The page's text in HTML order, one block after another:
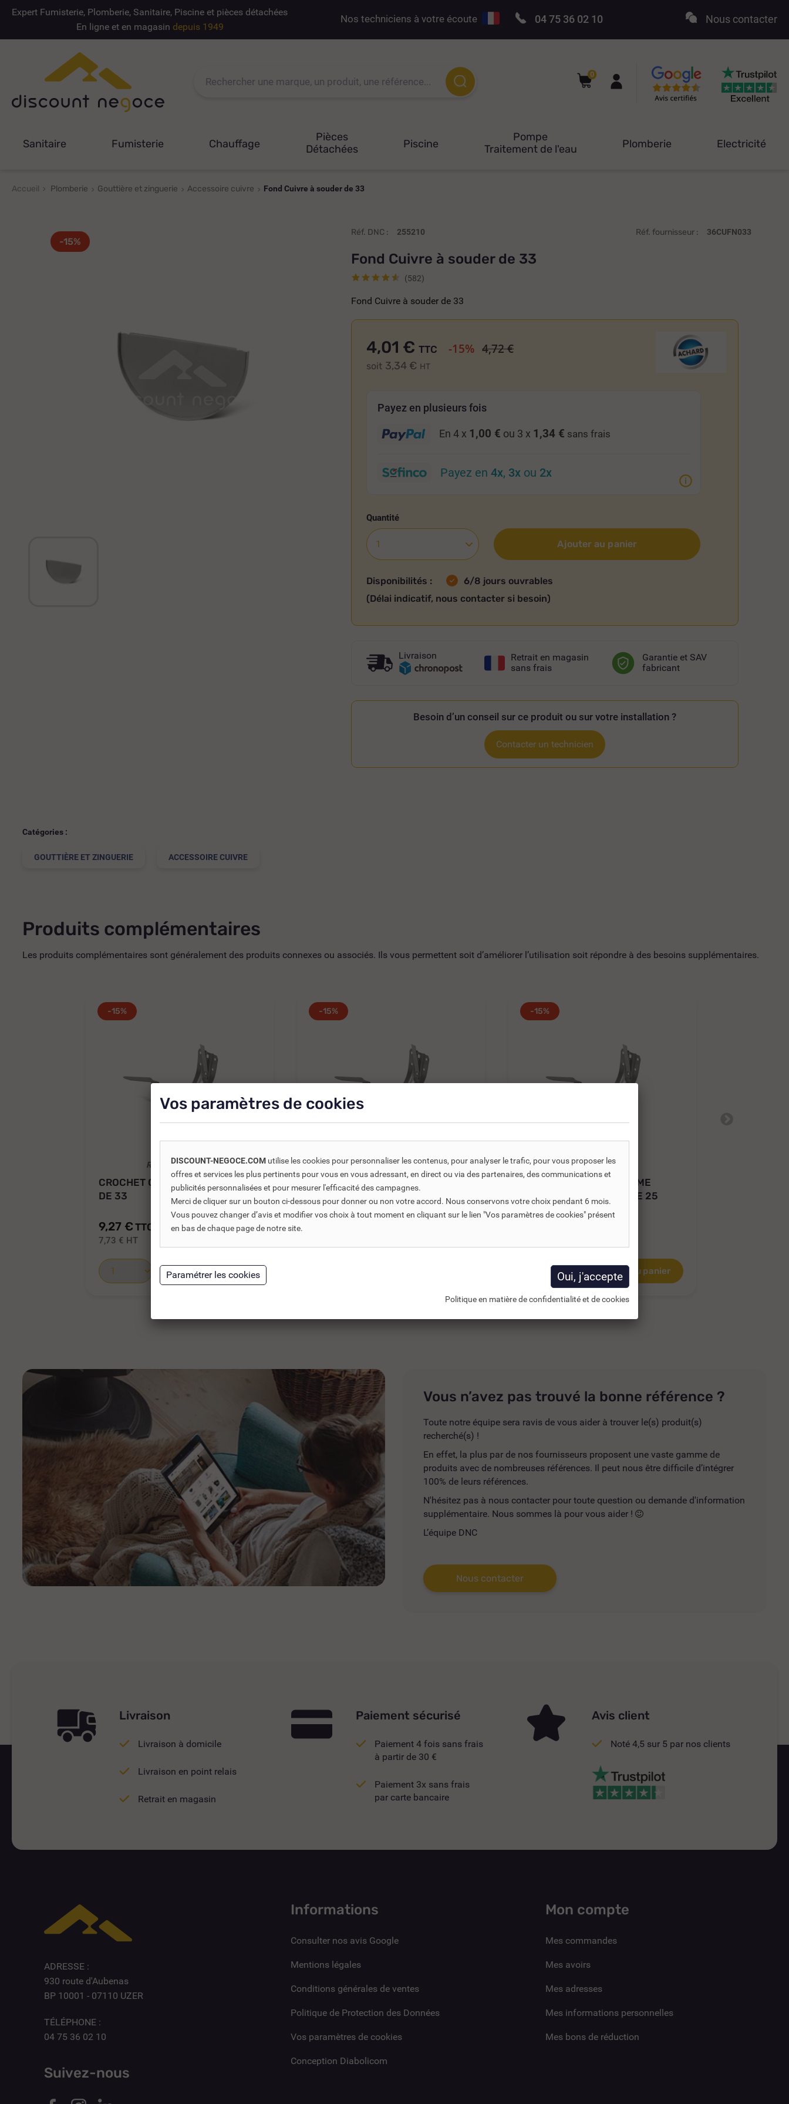
Expert Fumisterie, Plomberie, Sanitaire, Piscine et pièces détachées
En ligne et en magasin depuis 1949
Nos techniciens à votre écoute 04 75 36 02 10 Nous contacter
0
Sanitaire Fumisterie Chauffage
Pièces
Détachées
Piscine
Pompe
Traitement de l'eau
Plomberie Electricité
Accueil Plomberie Gouttière et zinguerie Accessoire cuivre Fond Cuivre à souder de 33
-15%
Réf. DNC : 255210 Réf. fournisseur : 36CUFN033
Fond Cuivre à souder de 33
(582)
Fond Cuivre à souder de 33
4,01 €
soit 3,34 € HT
TTC -15% 4,72 €
Payez en plusieurs fois
En 4 x 1,00 € ou 3 x 1,34 € sans frais
Payez en4x, 3x ou 2x
Quantité
Ajouter au panier
Disponibilités :
6/8 jours ouvrables
(Délai indicatif, nous contacter si besoin)
Livraison
Retrait en magasin
sans frais
Garantie et SAV
fabricant
Besoin d’un conseil sur ce produit ou sur votre installation ?
Contacter un technicien
Catégories :
GOUTTIÈRE ET ZINGUERIE ACCESSOIRE CUIVRE
Produits complémentaires
Les produits complémentaires sont généralement des produits connexes ou associés. Ils vous permettent soit d’améliorer l’utilisation soit répondre à des besoins supplémentaires.
-15%
REF DNC :255315
CROCHET CUIVRE DOS NERVURÉ
DE 33
9,27 € TTC 10,91 €
7,73 € HT
Ajouter au panier
-15%
REF DNC :255310
CROCHET CUIVRE DOS NERVURÉ
-15%
REF DNC : 255320
CROCHET CUIVRE FLAMME
COUDÉ MONTPELLIER DE 25
Ajouter au panier
Vous n’avez pas trouvé la bonne référence ?
Toute notre équipe sera ravis de vous aider à trouver le(s) produit(s)
recherché(s) !
En effet, la plus par de nos fournisseurs proposent une vaste gamme de
produits avec de nombreuses références. Il peut nous être difficile d’intégrer
100% de leurs références.
N'hésitez pas à nous contacter pour toute question ou demande d'information
supplémentaire. Nous sommes là pour vous aider !
L’équipe DNC
Nous contacter
Livraison
Livraison à domicile
Livraison en point relais
Retrait en magasin
Paiement sécurisé
Paiement 4 fois sans frais
à partir de 30 €
Paiement 3x sans frais
par carte bancaire
Avis client
Noté 4,5 sur 5 par nos clients
ADRESSE :
930 route d'Aubenas
BP 10001 - 07110 UZER
TÉLÉPHONE :
04 75 36 02 10
Suivez-nous
Informations
Consulter nos avis Google
Mentions légales
Conditions générales de ventes
Politique de Protection des Données
Vos paramètres de cookies
Conception Diabolicom
Mon compte
Mes commandes
Mes avoirs
Mes adresses
Mes informations personnelles
Mes bons de réduction
Vos paramètres de cookies
DISCOUNT-NEGOCE.COM utilise les cookies pour personnaliser les contenus, pour analyser le trafic, pour vous proposer les
offres et services les plus pertinents pour vous en vous adressant, en direct ou via des partenaires, des communications et
publicités personnalisées et pour mesurer l'efficacité des campagnes.
Merci de cliquer sur un bouton ci-dessous pour donner ou non votre accord. Nous conservons votre choix pendant 6 mois.
Vous pouvez changer d’avis et modifier vos choix à tout moment en cliquant sur le lien "Vos paramètres de cookies" présent
en bas de chaque page de notre site.
Politique en matière de confidentialité et de cookies